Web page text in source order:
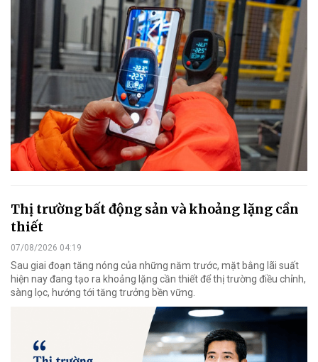
Thị trường bất động sản và khoảng lặng cần
thiết
07/08/2026 04:19
Sau giai đoạn tăng nóng của những năm trước, mặt bằng lãi suất
hiện nay đang tạo ra khoảng lặng cần thiết để thị trường điều chỉnh,
sàng lọc, hướng tới tăng trưởng bền vững.